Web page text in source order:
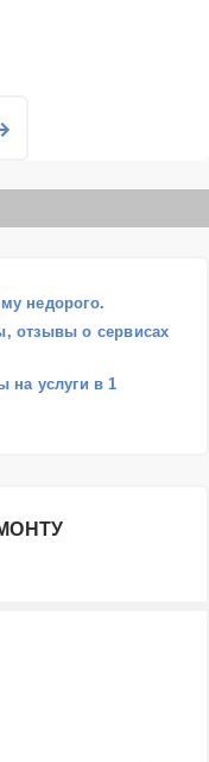
недорого.
отзывы о сервисах
на услуги в 1